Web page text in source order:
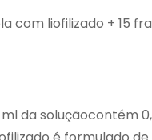
com liofilizado + 15
da soluçãocontém